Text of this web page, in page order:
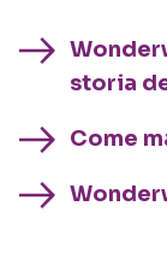
storia
Come